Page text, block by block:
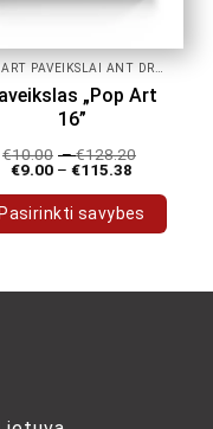
„Pop Art
16”
€10.00 –€128.20
€9.00 – €115.38
Pasirinkti savybes
has